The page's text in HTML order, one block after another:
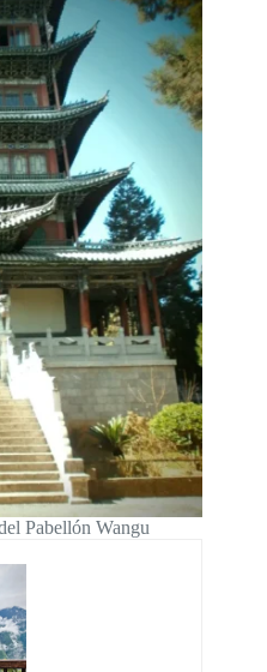
Pabellón Wangu